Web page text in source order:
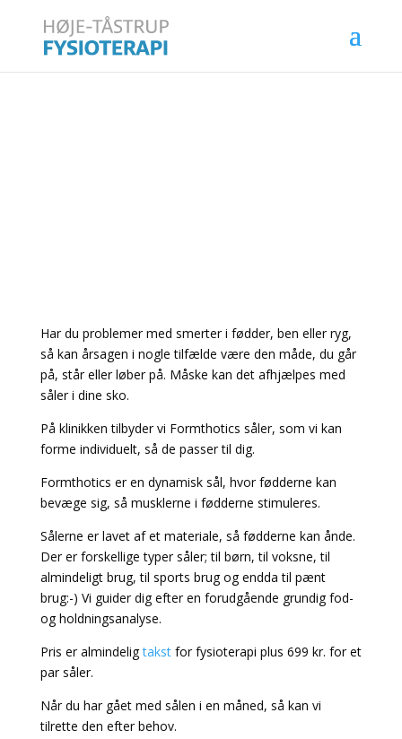
Har du problemer med smerter i fødder, ben eller ryg,
så kan årsagen i nogle tilfælde være den måde, du går
på, står eller løber på. Måske kan det afhjælpes med
såler i dine sko.
På klinikken tilbyder vi Formthotics såler, som vi kan
forme individuelt, så de passer til dig.
Formthotics er en dynamisk sål, hvor fødderne kan
bevæge sig, så musklerne i fødderne stimuleres.
Sålerne er lavet af et materiale, så fødderne kan ånde.
Der er forskellige typer såler; til børn, til voksne, til
almindeligt brug, til sports brug og endda til pænt
brug:-) Vi guider dig efter en forudgående grundig fod-
og holdningsanalyse.
Pris er almindeligtakst for fysioterapi plus 699 kr. for et
par såler.
Når du har gået med sålen i en måned, så kan vi
tilrette den efter behov.